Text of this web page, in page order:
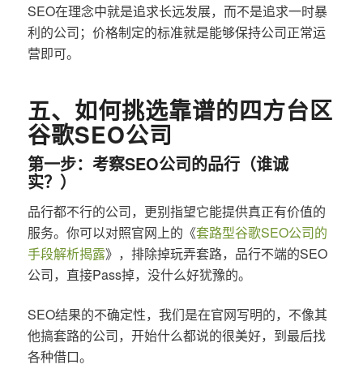
SEO在理念中就是追求长远发展，而不是追求一时暴
利的公司；价格制定的标准就是能够保持公司正常运
营即可。
五、如何挑选靠谱的四方台区
谷歌SEO公司
第一步：考察SEO公司的品行（谁诚
实？）
品行都不行的公司，更别指望它能提供真正有价值的
服务。你可以对照官网上的《套路型谷歌SEO公司的
手段解析揭露》，排除掉玩弄套路，品行不端的SEO
公司，直接Pass掉，没什么好犹豫的。
SEO结果的不确定性，我们是在官网写明的，不像其
他搞套路的公司，开始什么都说的很美好，到最后找
各种借口。